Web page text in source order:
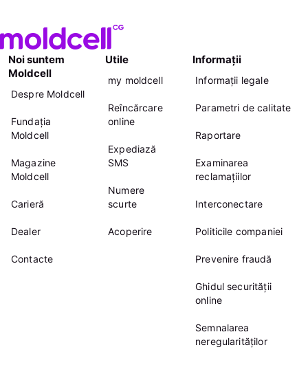
Noi suntem
Moldcell
Despre Moldcell
Fundația
Moldcell
Magazine
Moldcell
Carieră
Dealer
Contacte
Utile
my moldcell
Reîncărcare
online
Expediază
SMS
Numere
scurte
Acoperire
Informații
Informații legale
Parametri de calitate
Raportare
Examinarea
reclamațiilor
Interconectare
Politicile companiei
Prevenire fraudă
Ghidul securității
online
Semnalarea
neregularităților